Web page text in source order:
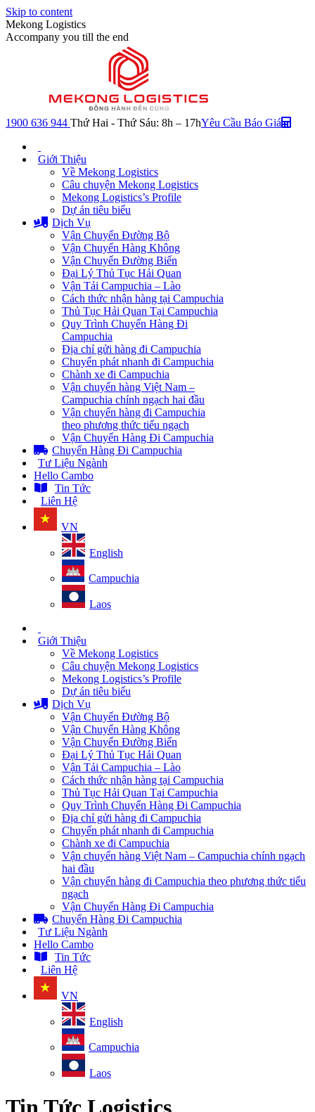
Skip to content
Mekong Logistics
Accompany you till the end
1900 636 944 Thứ Hai - Thứ Sáu: 8h – 17hYêu Cầu Báo Giá
Giới Thiệu
Về Mekong Logistics
Câu chuyện Mekong Logistics
Mekong Logistics’s Profile
Dự án tiêu biểu
Dịch Vụ
Vận Chuyển Đường Bộ
Vận Chuyển Hàng Không
Vận Chuyển Đường Biển
Đại Lý Thủ Tục Hải Quan
Vận Tải Campuchia – Lào
Cách thức nhận hàng tại Campuchia
Thủ Tục Hải Quan Tại Campuchia
Quy Trình Chuyển Hàng Đi
Campuchia
Địa chỉ gửi hàng đi Campuchia
Chuyển phát nhanh đi Campuchia
Chành xe đi Campuchia
Vận chuyển hàng Việt Nam –
Campuchia chính ngạch hai đầu
Vận chuyển hàng đi Campuchia
theo phương thức tiểu ngạch
Vận Chuyển Hàng Đi Campuchia
Chuyển Hàng Đi Campuchia
Tư Liệu Ngành
Hello Cambo
Tin Tức
Liên Hệ
VN
English
Campuchia
Laos
Giới Thiệu
Về Mekong Logistics
Câu chuyện Mekong Logistics
Mekong Logistics’s Profile
Dự án tiêu biểu
Dịch Vụ
Vận Chuyển Đường Bộ
Vận Chuyển Hàng Không
Vận Chuyển Đường Biển
Đại Lý Thủ Tục Hải Quan
Vận Tải Campuchia – Lào
Cách thức nhận hàng tại Campuchia
Thủ Tục Hải Quan Tại Campuchia
Quy Trình Chuyển Hàng Đi Campuchia
Địa chỉ gửi hàng đi Campuchia
Chuyển phát nhanh đi Campuchia
Chành xe đi Campuchia
Vận chuyển hàng Việt Nam – Campuchia chính ngạch
hai đầu
Vận chuyển hàng đi Campuchia theo phương thức tiểu
ngạch
Vận Chuyển Hàng Đi Campuchia
Chuyển Hàng Đi Campuchia
Tư Liệu Ngành
Hello Cambo
Tin Tức
Liên Hệ
VN
English
Campuchia
Laos